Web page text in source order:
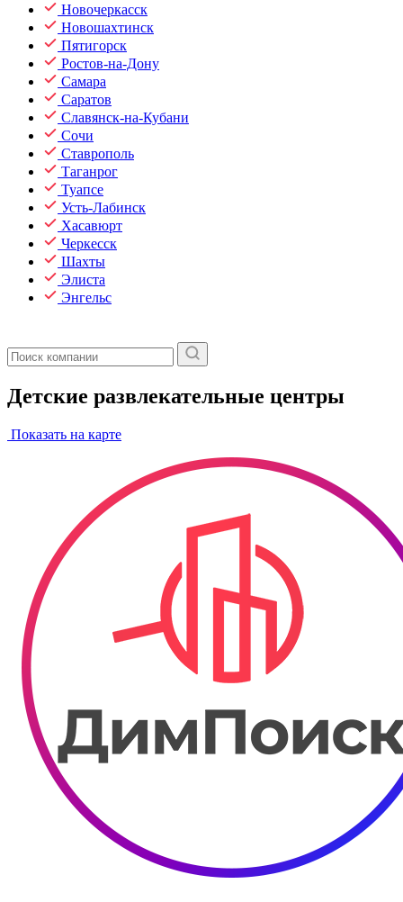
Новочеркасск
Новошахтинск
Пятигорск
Ростов-на-Дону
Самара
Саратов
Славянск-на-Кубани
Сочи
Ставрополь
Таганрог
Туапсе
Усть-Лабинск
Хасавюрт
Черкесск
Шахты
Элиста
Энгельс
Детские развлекательные центры
Показать на карте